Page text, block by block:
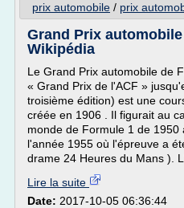
prix automobile / prix
Grand Prix
Wikipédia
Le Grand Prix automobile de
« Grand Prix de l'ACF »
troisième édition) est une
créée en 1906 . Il figurait au
monde de Formule 1 de
l'année 1955 où l'épreuve a
drame 24 Heures du Mans ).
Lire la suite
Date: 2017-10-05 06:36:44